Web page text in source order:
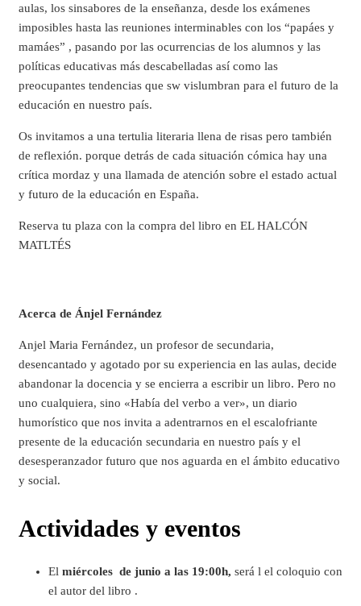
aulas, los sinsabores de la enseñanza, desde los exámenes
imposibles hasta las reuniones interminables con los “papáes y
mamáes” , pasando por las ocurrencias de los alumnos y las
políticas educativas más descabelladas así como las
preocupantes tendencias que sw vislumbran para el futuro de la
educación en nuestro país.
Os invitamos a una tertulia literaria llena de risas pero también
de reflexión. porque detrás de cada situación cómica hay una
crítica mordaz y una llamada de atención sobre el estado actual
y futuro de la educación en España.
Reserva tu plaza con la compra del libro en EL HALCÓN
MATLTÉS
Acerca de Ánjel Fernández
Anjel Maria Fernández, un profesor de secundaria,
desencantado y agotado por su experiencia en las aulas, decide
abandonar la docencia y se encierra a escribir un libro. Pero no
uno cualquiera, sino «Había del verbo a ver», un diario
humorístico que nos invita a adentrarnos en el escalofriante
presente de la educación secundaria en nuestro país y el
desesperanzador futuro que nos aguarda en el ámbito educativo
y social.
Actividades y eventos
El miércoles de junio a las 19:00h, será l el coloquio con
el autor del libro .